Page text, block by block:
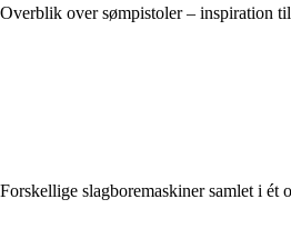
Overblik over sømpistoler – inspiration
Forskellige slagboremaskiner samlet i ét